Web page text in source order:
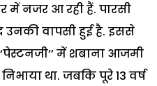
में नजर आ रही हैं. पारसी
उनकी वापसी हुई है. इससे
में शबाना आजमी
था. जबकि पूरे 13 वर्ष